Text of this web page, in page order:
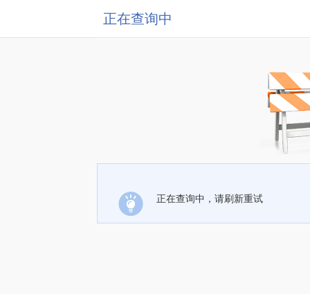
正在查询中
正在查询中，请刷新重试